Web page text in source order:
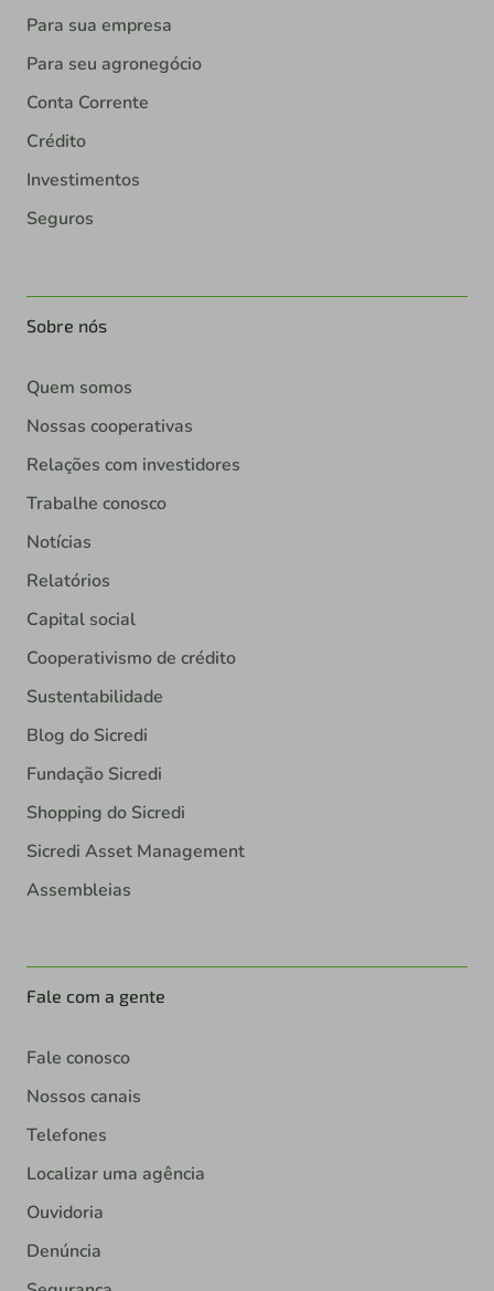
Para sua empresa
Para seu agronegócio
Conta Corrente
Crédito
Investimentos
Seguros
Sobre nós
Quem somos
Nossas cooperativas
Relações com investidores
Trabalhe conosco
Notícias
Relatórios
Capital social
Cooperativismo de crédito
Sustentabilidade
Blog do Sicredi
Fundação Sicredi
Shopping do Sicredi
Sicredi Asset Management
Assembleias
Fale com a gente
Fale conosco
Nossos canais
Telefones
Localizar uma agência
Ouvidoria
Denúncia